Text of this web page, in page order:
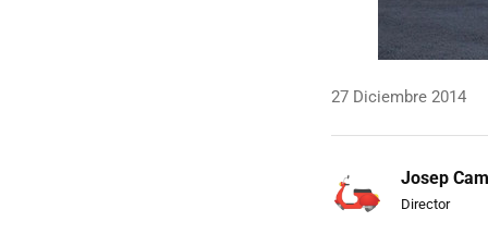
27 Diciembre 2014
Josep
Director